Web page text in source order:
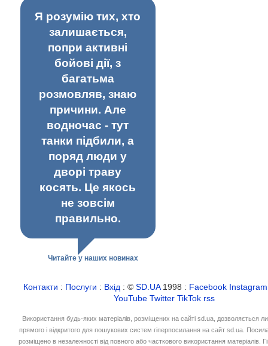
Я розумію тих, хто
залишається,
попри активні
бойові дії, з
багатьма
розмовляв, знаю
причини. Але
водночас - тут
танки підбили, а
поряд люди у
дворі траву
косять. Це якось
не зовсім
правильно.
Читайте у наших новинах
Контакти : Послуги : Вхід : ©SD.UA1998 : Facebook Instagram
YouTube Twitter TikTok rss
Використання будь-яких матеріалів, розміщених на сайті sd.ua, дозволяється
прямого і відкритого для пошукових систем гіперпосилання на сайт sd.ua.
розміщено в незалежності від повного або часткового використання матеріалів.